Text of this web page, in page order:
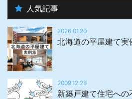
人気記事
2026.01.20
北海道の平屋建て実
2009.12.28
新築戸建て住宅へ